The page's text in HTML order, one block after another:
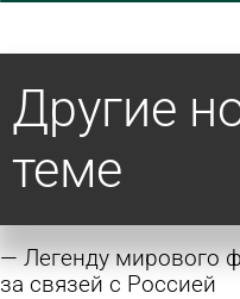
Другие
теме
Легенду мирового
за связей с Россией